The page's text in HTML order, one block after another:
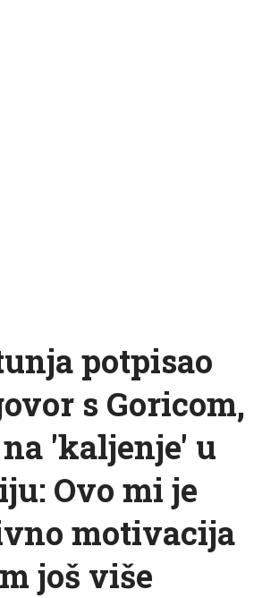
potpisao
s Goricom,
'kaljenje' u
Ovo mi je
motivacija
još više